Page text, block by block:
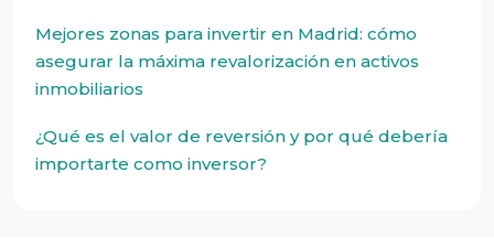
Mejores zonas para invertir en Madrid: cómo
asegurar la máxima revalorización en activos
inmobiliarios
¿Qué es el valor de reversión y por qué debería
importarte como inversor?